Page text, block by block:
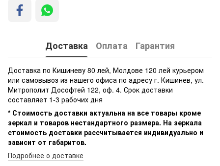
Доставка Оплата Гарантия
Доставка по Кишиневу 80 лей, Молдове 120 лей курьером
или самовывоз из нашего офиса по адресу г. Кишинев, ул.
Митрополит Дософтей 122, оф. 4. Срок доставки
составляет 1-3 рабочих дня
* Стоимость доставки актуальна на все товары кроме
зеркал и товаров нестандартного размера. На зеркала
стоимость доставки рассчитывается индивидуально и
зависит от габаритов.
Подробнее о доставке